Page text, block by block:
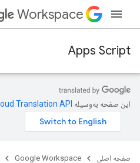
Workspace
Apps Script
این صفحه به‌وسیله
صفحه اصلی Google Workspace